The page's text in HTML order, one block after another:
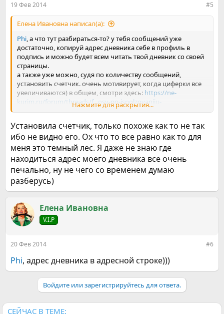
19 Фев 2014 #5
Елена Ивановна написал(а):
Phi, а что тут разбираться-то? у тебя сообщений уже
достаточно, копируй адрес дневника себе в профиль в
подпись и можно будет всем читать твой дневник со своей
страницы.
а также уже можно, судя по количеству сообщений,
установить счетчик. очень мотивирует, когда циферки все
увеличиваются) в общем, смотри здесь: https://ne-
kurim.ru/forum/threads/f...osy-po-ispolzovaniju-
foruma.5191/#post-299905
Нажмите для раскрытия...
Установила счетчик, только похоже как то не так
ибо не видно его. Ох что то все равно как то для
меня это темный лес. Я даже не знаю где
находиться адрес моего дневника все очень
печально, ну не чего со временем думаю
разберусь)
Елена Ивановна
V.I.P
20 Фев 2014 #6
Phi, адрес дневника в адресной строке)))
Войдите или зарегистрируйтесь для ответа.
СЕЙЧАС В ТЕМЕ: